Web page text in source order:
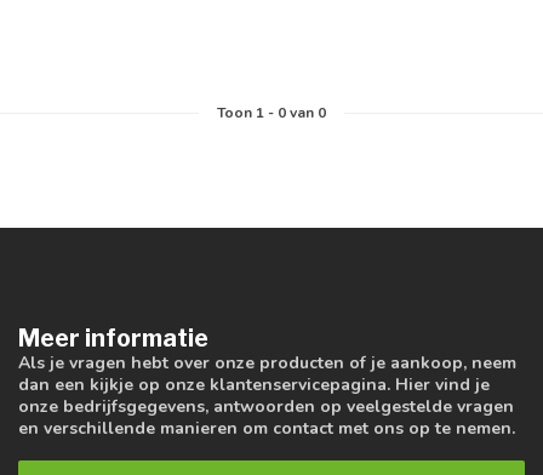
Toon 1- 0van 0
Meer informatie
Als je vragen hebt over onze producten of je aankoop, neem
dan een kijkje op onze klantenservicepagina. Hier vind je
onze bedrijfsgegevens, antwoorden op veelgestelde vragen
en verschillende manieren om contact met ons op te nemen.